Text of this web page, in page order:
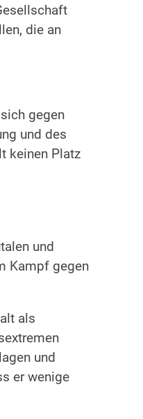
die an
gegen
und des
keinen Platz
und
Kampf gegen
als
und
er wenige